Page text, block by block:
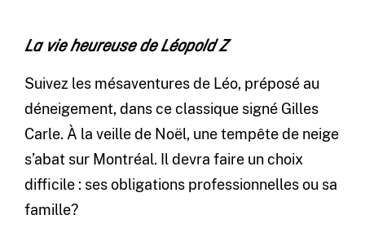
La vie heureuse de Léopold Z
Suivez les mésaventures de Léo, préposé au
déneigement, dans ce classique signé Gilles
Carle. À la veille de Noël, une tempête de neige
s’abat sur Montréal. Il devra faire un choix
difficile : ses obligations professionnelles ou sa
famille?